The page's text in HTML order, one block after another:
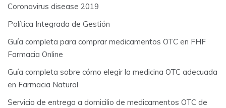
Coronavirus disease 2019
Política Integrada de Gestión
Guía completa para comprar medicamentos OTC en FHF
Farmacia Online
Guía completa sobre cómo elegir la medicina OTC adecuada
en Farmacia Natural
Servicio de entrega a domicilio de medicamentos OTC de